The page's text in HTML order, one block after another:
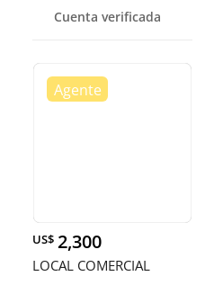
Cuenta verificada
US$ 2,300
LOCAL COMERCIAL